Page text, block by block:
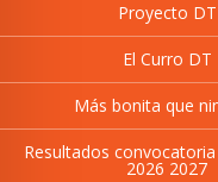
Proyecto DT
El Curro DT
Más bonita que
Resultados
2026 2027